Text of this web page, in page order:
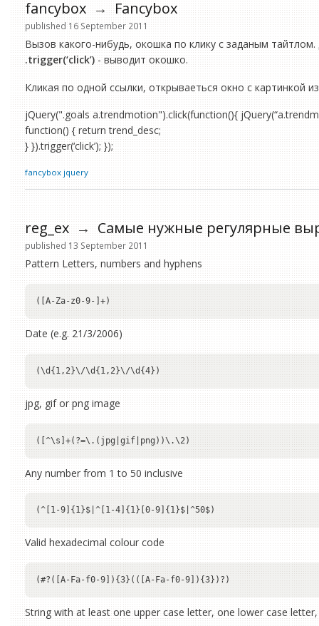
fancybox →Fancybox
published 16 September 2011
Вызов какого-нибудь, окошка по клику с заданым
.trigger(‘click’)- выводит окошко.
Кликая по одной ссылки, открываеться окно с картинкой
jQuery(".goals a.trendmotion").click(function(){
function() { return trend_desc;
} }).trigger(‘click’); });
fancybox jquery
reg_ex→Самые нужные регулярные
published 13 September 2011
Pattern Letters, numbers and hyphens
Date (e.g. 21/3/2006)
jpg, gif or png image
Any number from 1 to 50 inclusive
Valid hexadecimal colour code
String with at least one upper case letter, one lower case